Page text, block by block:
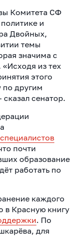
Комитета СФ
и
Двойных,
темы
значима с
из тех
этого
по другим
сенатор.
почти
образование
работать по
каждого
в Красную книгу
. По
для